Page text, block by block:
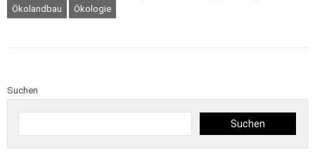
Ökolandbau
Ökologie
Suchen
Suchen